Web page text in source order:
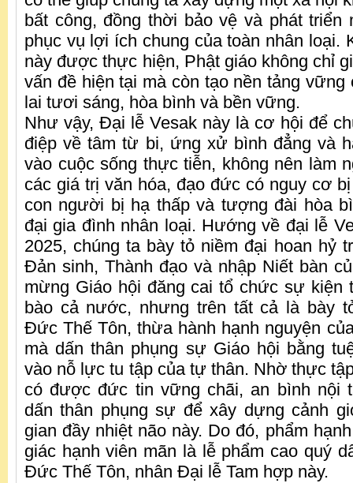
bất công, đồng thời bảo vệ và phát triển
phục vụ lợi ích chung của toàn nhân loại.
này được thực hiện, Phật giáo không chỉ
vấn đề hiện tại mà còn tạo nền tảng
lai tươi sáng, hòa bình và bền vững.
Như vậy, Đại lễ Vesak này là cơ hội để
điệp về tâm từ bi, ứng xử bình đẳng và
vào cuộc sống thực tiễn, không nên làm
các giá trị văn hóa, đạo đức có nguy cơ
con người bị hạ thấp và tượng đài hòa
đại gia đình nhân loại. Hướng về đại lễ
2025, chúng ta bày tỏ niềm đại hoan hỷ
Đản sinh, Thành đạo và nhập Niết bàn
mừng Giáo hội đăng cai tổ chức sự kiện
bào cả nước, nhưng trên tất cả là bày
Đức Thế Tôn, thừa hành hạnh nguyện
mà dấn thân phụng sự Giáo hội bằng
vào nỗ lực tu tập của tự thân. Nhờ thực
có được đức tin vững chãi, an bình nội
dấn thân phụng sự để xây dựng cảnh
gian đầy nhiệt não này. Do đó, phẩm
giác hạnh viên mãn là lễ phẩm cao quý
Đức Thế Tôn, nhân Đại lễ Tam hợp này.